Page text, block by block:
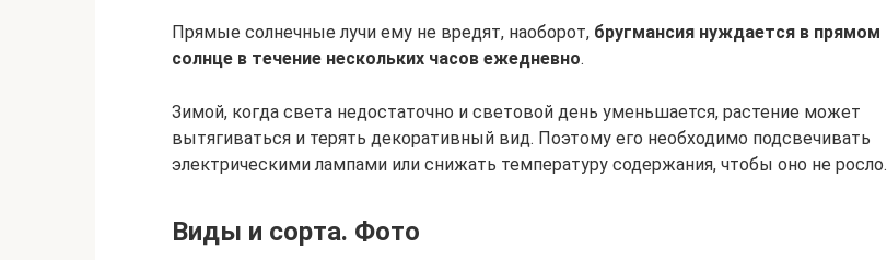
Прямые солнечные лучи ему не вредят, наоборот, бругмансия нуждается в прямом
солнце в течение нескольких часов ежедневно.
Зимой, когда света недостаточно и световой день уменьшается, растение может
вытягиваться и терять декоративный вид. Поэтому его необходимо подсвечивать
электрическими лампами или снижать температуру содержания, чтобы оно не росло.
Виды и сорта. Фото